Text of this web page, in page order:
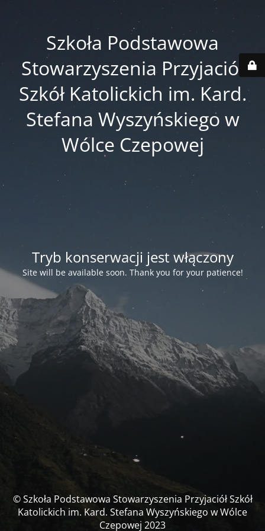
Szkoła Podstawowa
Stowarzyszenia Przyjaciół
Szkół Katolickich im. Kard.
Stefana Wyszyńskiego w
Wólce Czepowej
Tryb konserwacji jest włączony
Site will be available soon. Thank you for your patience!
© Szkoła Podstawowa Stowarzyszenia Przyjaciół Szkół
Katolickich im. Kard. Stefana Wyszyńskiego w Wólce
Czepowej 2023